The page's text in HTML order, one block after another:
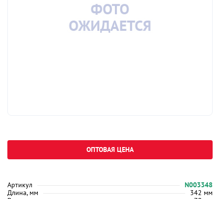
Артикул
N003348
Длина, мм
342 мм
ОПТОВАЯ ЦЕНА